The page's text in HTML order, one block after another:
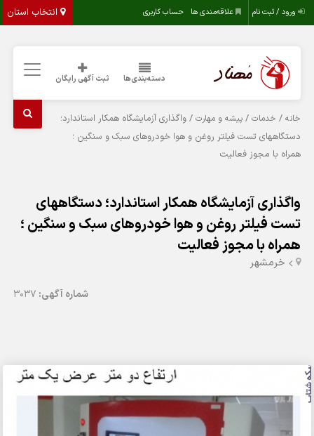
انتخاب استان ورود / ثبت نام علاقه‌مندی ها حساب کاربری
دسته‌بندی‌ها ثبت آگهی رایگان
خانه / خدمات /پیشه و مهارت / واگذاری آزمایشگاه همکار استاندارد؛
دستگاههای تست فیلتر روغن و هوا خودروهای سبک و سنگین ؛
همراه با مجوز فعالیت
واگذاری آزمایشگاه همکار استاندارد؛ دستگاههای
تست فیلتر روغن و هوا خودروهای سبک و سنگین ؛
همراه با مجوز فعالیت
خرمشهر
شماره آگهی: 3037